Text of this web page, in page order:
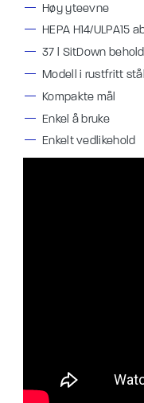
Høy yteevne
HEPA H14/
37 l SitDown
Modell i rustfritt stål
Kompakte mål
Enkel å bruke
Enkelt vedlikehold